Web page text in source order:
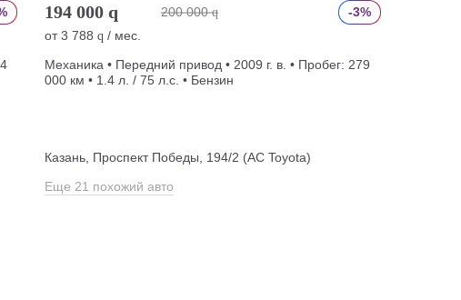
194 000 q 200 000 q
-3%
от3 788 q / мес.
Механика • Передний привод • 2009 г. в. • Пробег: 279
000 км • 1.4 л. / 75 л.с. • Бензин
Казань, Проспект Победы, 194/2 (АС Toyota)
Еще 21 похожий авто